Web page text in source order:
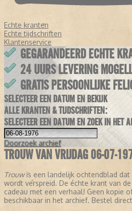
Echte kranten
Echte tijdschriften
Klantenservice
GEGARANDEERD ECHTE
24 UURS LEVERING
GRATIS PERSOONLIJKE
SELECTEER EEN DATUM EN BEKIJK
ALLE KRANTEN & TIJDSCHRIFTEN:
SELECTEER EEN DATUM EN ZOEK IN HET
Doorzoek archief
TROUW VAN VRIJDAG 06-07-
Trouwis een landelijk ochtendblad dat
wordt verspreid. De échte krant van
cadeau met een verhaal! Geen kopie
beschikbaar in het archief. Bestel